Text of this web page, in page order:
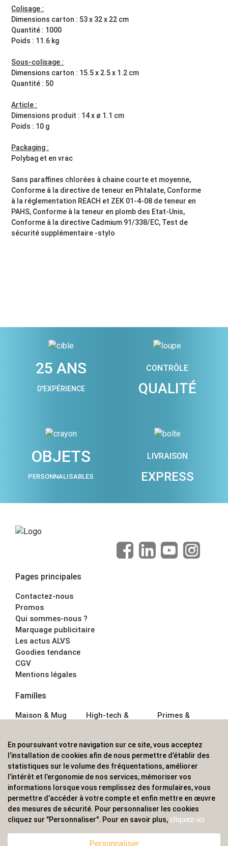
Colisage :
Dimensions carton : 53 x 32 x 22 cm
Quantité : 1000
Poids : 11.6 kg
Sous-colisage :
Dimensions carton : 15.5 x 2.5 x 1.2 cm
Quantité : 50
Article :
Dimensions produit : 14 x ø 1.1 cm
Poids : 10 g
Packaging :
Polybag et en vrac
Sans paraffines chlorées à chaine courte et moyenne,
Conforme à la directive de teneur en Phtalate, Conforme
à la réglementation REACH et ZEK 01-4-08 de teneur en
PAHS, Conforme à la teneur en plomb des Etat-Unis,
Conforme à la directive Cadmium 91/338/EC, Test de
sécurité supplémentaire -stylo
25 ANS
D'EXPÉRIENCE
CONTRÔLE
QUALITÉ
OBJETS
PERSONNALISABLES
LIVRAISON
EXPRESS
Pages principales
Contactez-nous
Promos
Qui sommes-nous ?
Marquage publicitaire
Les actus ALVS
Goodies tendance
CGV
Mentions légales
Familles
Maison & Mug
Écriture
Bagagerie sacs
High-tech &
Sport &
Outdoor
Enfant
Primes &
Boisson
Textile &
Casquette
Accessoires de
ALVS, fournisseur d'objets publicitaires, pour les
professionnels. Une implantation nationale, une
couverture internationale.
En poursuivant votre navigation sur ce site, vous acceptez
l’installation de cookies afin de nous permettre d’établir des
statistiques sur le volume des fréquentations, améliorer
l’intérêt et l’ergonomie de nos services, mémoriser vos
informations lorsque vous remplissez des formulaires, vous
permettre d’accéder à votre compte et enfin mettre en œuvre
des mesures de sécurité. Pour personnaliser les cookies
cliquez sur "Personnaliser". Pour en savoir plus, cliquez-ici
Personnaliser